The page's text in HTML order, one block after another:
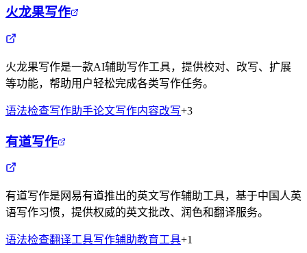
火龙果写作
火龙果写作是一款AI辅助写作工具，提供校对、改写、扩展
等功能，帮助用户轻松完成各类写作任务。
语法检查写作助手论文写作内容改写+3
有道写作
有道写作是网易有道推出的英文写作辅助工具，基于中国人英
语写作习惯，提供权威的英文批改、润色和翻译服务。
语法检查翻译工具写作辅助教育工具+1